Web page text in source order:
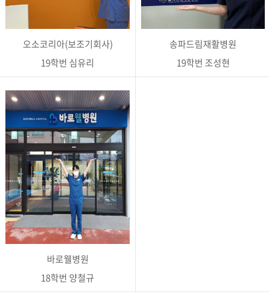
오소코리아(보조기회사)
19학번 심유리
송파드림재활병원
19학번 조성현
바로웰병원
18학번 양철규